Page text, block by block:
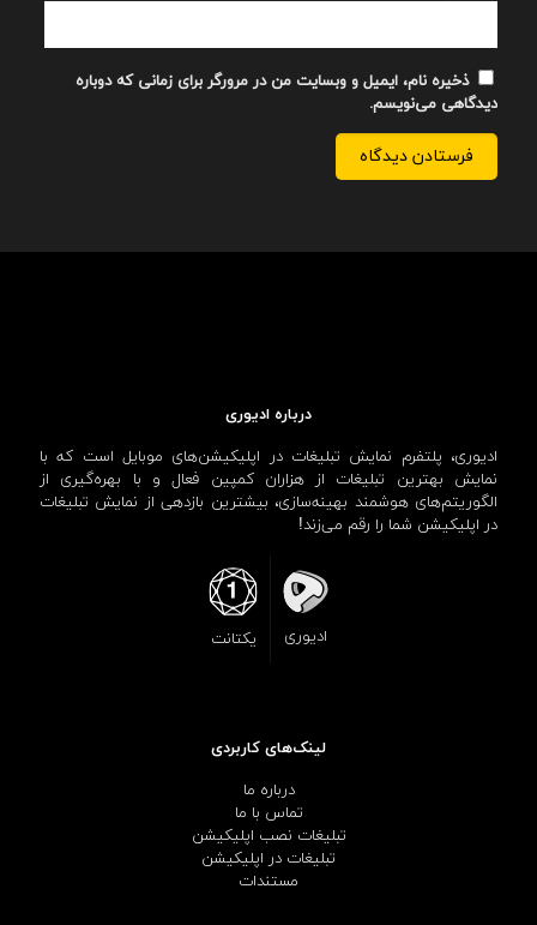
ذخیره نام، ایمیل و وبسایت من در مرورگر برای زمانی که دوباره
دیدگاهی می‌نویسم.
درباره ادیوری
ادیوری، پلتفرم نمایش تبلیغات در اپلیکیشن‌های موبایل است که با
نمایش بهترین تبلیغات از هزاران کمپین فعال و با بهره‌گیری از
الگوریتم‌های هوشمند بهینه‌سازی، بیشترین بازدهی از نمایش تبلیغات
در اپلیکیشن شما را رقم می‌زند!
ادیوری یکتانت
لینک‌های کاربردی
درباره ما
تماس با ما
تبلیغات نصب اپلیکیشن
تبلیغات در اپلیکیشن
مستندات